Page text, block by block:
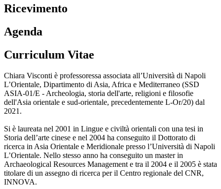
Ricevimento
Agenda
Curriculum Vitae
Chiara Visconti è professoressa associata all’Università di Napoli
L’Orientale, Dipartimento di Asia, Africa e Mediterraneo (SSD
ASIA-01/E - Archeologia, storia dell'arte, religioni e filosofie
dell'Asia orientale e sud-orientale, precedentemente L-Or/20) dal
2021.
Si è laureata nel 2001 in Lingue e civiltà orientali con una tesi in
Storia dell’arte cinese e nel 2004 ha conseguito il Dottorato di
ricerca in Asia Orientale e Meridionale presso l’Università di Napoli
L’Orientale. Nello stesso anno ha conseguito un master in
Archaeological Resources Management e tra il 2004 e il 2005 è stata
titolare di un assegno di ricerca per il Centro regionale del CNR,
INNOVA.